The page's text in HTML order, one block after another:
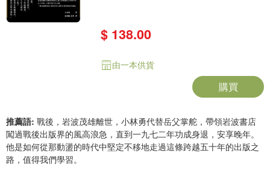
$ 138.00
由一本供貨
購買
推薦語: 戰後，岩波茂雄離世，小林勇代替岳父掌舵，帶領岩波書店
闖過戰後出版界的風高浪急，直到一九七二年功成身退，安享晚年。
他是如何從那動盪的時代中堅定不移地走過這條跨越五十年的出版之
路，值得我們學習。